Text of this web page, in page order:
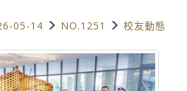
05-14 NO.1251 校友動態